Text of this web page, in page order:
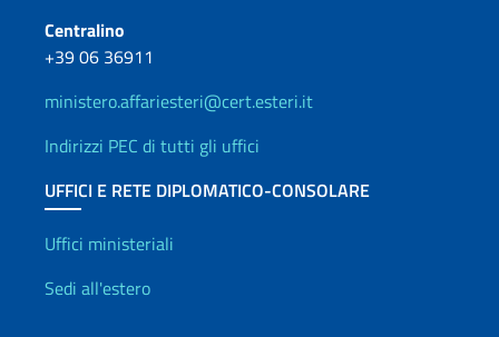
Centralino
+39 06 36911
ministero.affariesteri@cert.esteri.it
Indirizzi PEC di tutti gli uffici
UFFICI E RETE DIPLOMATICO-CONSOLARE
Uffici e Rete diplomatica
Uffici ministeriali
Sedi all'estero